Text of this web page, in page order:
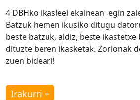
4 DBHko ikasleei ekainean egin
Batzuk hemen ikusiko ditugu
beste batzuk, aldiz, beste
dituzte beren ikasketak. Zorionak
zuen bideari!
Irakurri +